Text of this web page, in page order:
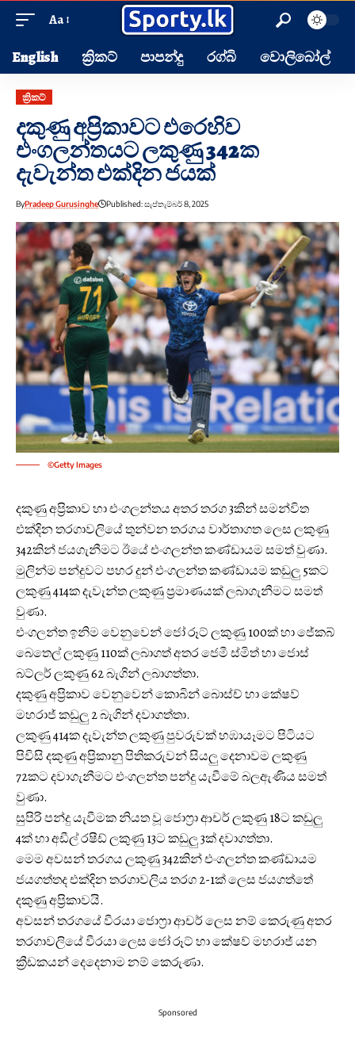
Aa
English ක්‍රිකට් පාපන්දු රග්බි වොලිබෝල්
ක්‍රිකට්
දකුණු අප්‍රිකාවට එරෙහිව
එංගලන්තයට ලකුණු 342ක
දැවැන්ත එක්දින ජයක්
ByPradeep Gurusinghe Published: සැප්තැම්බර් 8, 2025
©Getty Images
දකුණු අප්‍රිකාව හා එංගලන්තය අතර තරග 3කින් සමන්විත
එක්දින තරගාවලියේ තුන්වන තරගය වාර්තාගත ලෙස ලකුණු
342කින් ජයගැනීමට ඊයේ එංගලන්ත කණ්ඩායම සමත් වුණා.
මුලින්ම පන්දුවට පහර දුන් එංගලන්ත කණ්ඩායම කඩුලු 5කට
ලකුණු 414ක දැවැන්ත ලකුණු ප්‍රමාණයක් ලබාගැනීමට සමත්
වුණා.
එංගලන්ත ඉනිම වෙනුවෙන් ජෝ රූට් ලකුණු 100ක් හා ජේකබ්
බෙතෙල් ලකුණු 110ක් ලබාගත් අතර ජෙමී ස්මිත් හා ජොස්
බට්ලර් ලකුණු 62 බැගින් ලබාගත්තා.
දකුණු අප්‍රිකාව වෙනුවෙන් කොබින් බොස්ච් හා කේෂව්
මහරාජ් කඩුලු 2 බැගින් දවාගත්තා.
ලකුණු 414ක දැවැන්ත ලකුණු පුවරුවක් හඹායෑමට පිටියට
පිවිසි දකුණු අප්‍රිකානු පිතිකරුවන් සියලු දෙනාවම ලකුණු
72කට දවාගැනීමට එංගලන්ත පන්දු යැවීමේ බලඇණිය සමත්
වුණා.
සුපිරි පන්දු යැවීමක නියත වූ ජොෆ්‍රා ආචර් ලකුණු 18ට කඩුලු
4ක් හා අඩීල් රෂීඩ් ලකුණු 13ට කඩුලු 3ක් දවාගත්තා.
මෙම අවසන් තරගය ලකුණු 342කින් එංගලන්ත කණ්ඩායම
ජයගත්තද එක්දින තරගාවලිය තරග 2-1ක් ලෙස ජයගත්තේ
දකුණු අප්‍රිකාවයි.
අවසන් තරගයේ වීරයා ජොෆ්‍රා ආචර් ලෙස නම් කෙරුණු අතර
තරගාවලියේ වීරයා ලෙස ජෝ රූට් හා කේෂව් මහරාජ් යන
ක්‍රීඩකයන් දෙදෙනාම නම් කෙරුණා.
Sponsored